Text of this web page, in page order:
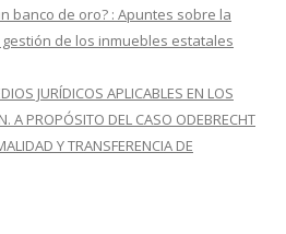
banco de oro? : Apuntes sobre la
de los inmuebles estatales
JURÍDICOS APLICABLES EN LOS
A PROPÓSITO DEL CASO ODEBRECHT
Y TRANSFERENCIA DE